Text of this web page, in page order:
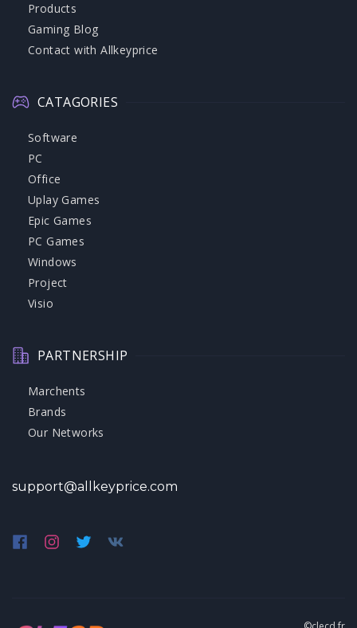
Products
Gaming Blog
Contact with Allkeyprice
CATAGORIES
Software
PC
Office
Uplay Games
Epic Games
PC Games
Windows
Project
Visio
PARTNERSHIP
Marchents
Brands
Our Networks
support@allkeyprice.com